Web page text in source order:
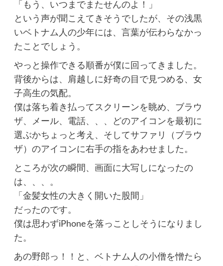
「もう、いつまでまたせんのよ！」
という声が聞こえてきそうでしたが、その浅黒
いベトナム人の少年には、言葉が伝わらなかっ
たことでしょう。
やっと操作できる順番が僕に回ってきました。
背後からは、肩越しに好奇の目で見つめる、女
子高生の気配。
僕は落ち着き払ってスクリーンを眺め、ブラウ
ザ、メール、電話、、、どのアイコンを最初に
選ぶかちょっと考え、そしてサファリ（ブラウ
ザ）のアイコンに右手の指をあわせました。
ところが次の瞬間、画面に大写しになったの
は、、、。
「金髪女性の大きく開いた股間」
だったのです。
僕は思わずiPhoneを落っことしそうになりまし
た。
あの野郎っ！！と、ベトナム人の小僧を憎たら